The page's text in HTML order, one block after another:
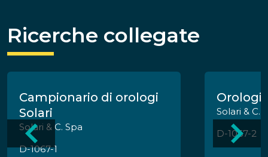
Ricerche collegate
Campionario di orologi
Solari
Solari & C. Spa
D-1067-1
Solari & C.
D-1067-2